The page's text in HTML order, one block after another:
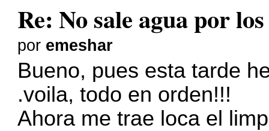
Re: No sale agua por
por emeshar
Bueno, pues esta tarde
.voila, todo en orden!!!
Ahora me trae loca el